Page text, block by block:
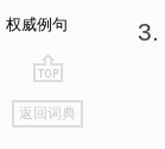
权威例句
go
top
返回词典